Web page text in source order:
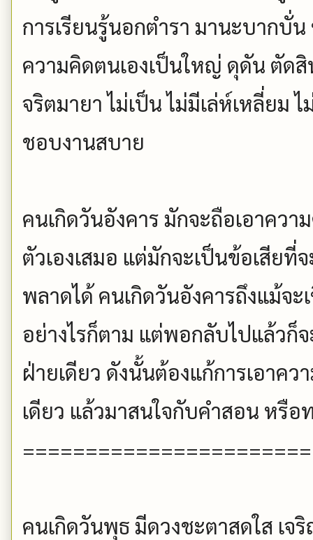
การเรียนรู้นอกตำรา มานะบากบั่
ความคิดตนเองเป็นใหญ่ ดุดัน ตัดสิ
จริตมายา ไม่เป็น ไม่มีเล่ห์เหลี่ยม
ชอบงานสบาย
คนเกิดวันอังคาร มักจะถือเอาคว
ตัวเองเสมอ แต่มักจะเป็นข้อเสียที่
พลาดได้ คนเกิดวันอังคารถึงแม้
อย่างไรก็ตาม แต่พอกลับไปแล้วก็
ฝ่ายเดียว ดังนั้นต้องแก้การเอาค
เดียว แล้วมาสนใจกับคำสอน หรื
คนเกิดวันพุธ มีดวงชะตาสดใส เ